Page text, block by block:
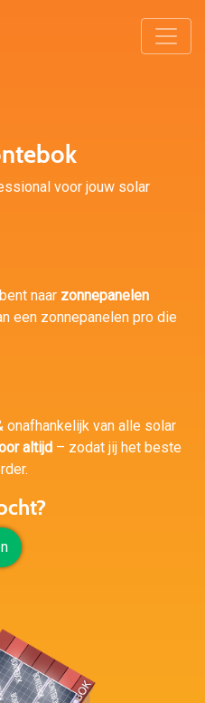
voor jouw solar
naar zonnepanelen
een zonnepanelen pro die
van alle solar
altijd – zodat jij het beste